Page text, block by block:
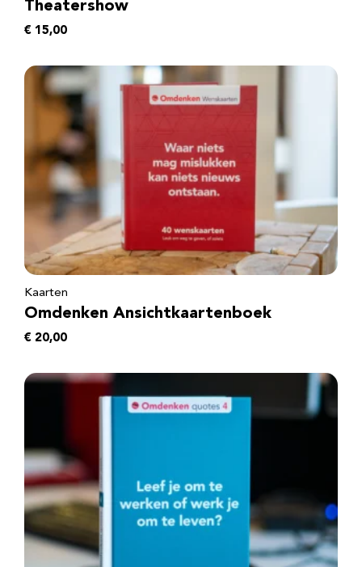
Theatershow
€ 15,00
Kaarten
Omdenken Ansichtkaartenboek
€ 20,00